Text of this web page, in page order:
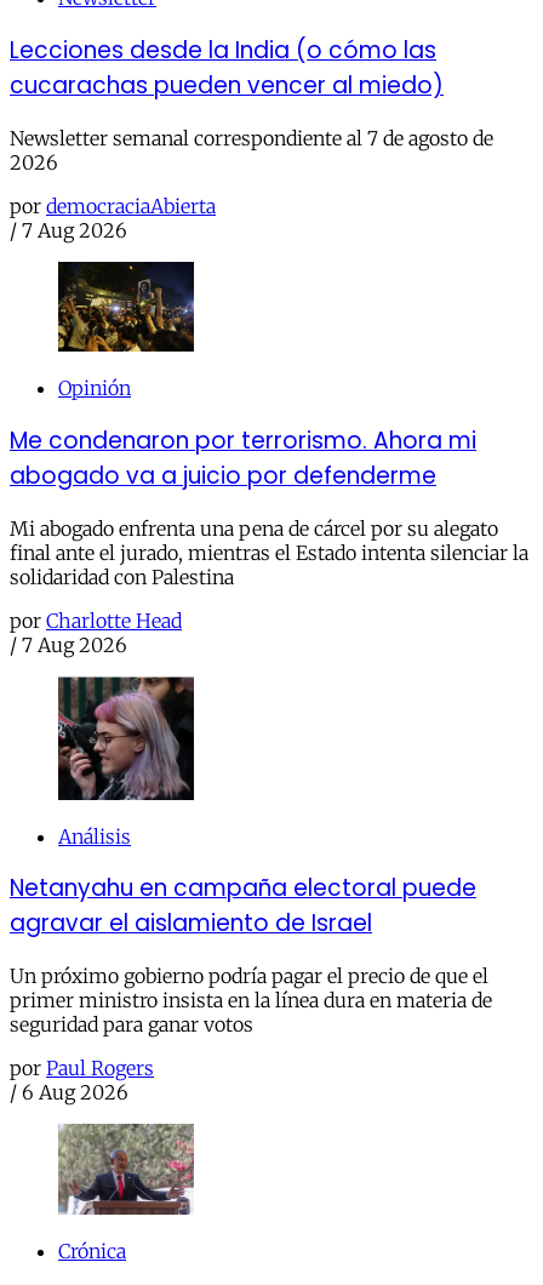
Lecciones desde la India (o cómo las
cucarachas pueden vencer al miedo)
Newsletter semanal correspondiente al 7 de agosto de
2026
por democraciaAbierta
/ 7 Aug 2026
Opinión
Me condenaron por terrorismo. Ahora mi
abogado va a juicio por defenderme
Mi abogado enfrenta una pena de cárcel por su alegato
final ante el jurado, mientras el Estado intenta silenciar la
solidaridad con Palestina
por Charlotte Head
/ 7 Aug 2026
Análisis
Netanyahu en campaña electoral puede
agravar el aislamiento de Israel
Un próximo gobierno podría pagar el precio de que el
primer ministro insista en la línea dura en materia de
seguridad para ganar votos
por Paul Rogers
/ 6 Aug 2026
Crónica